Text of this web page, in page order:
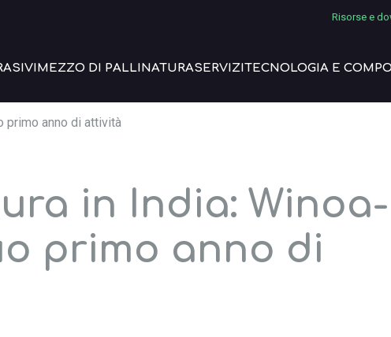
Risorse e
MEZZO DI PALLINATURASERVIZITECNOLOGIA E
primo anno di attività
in India: Winoa-
primo anno di